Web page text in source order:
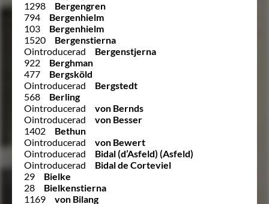
1298
Bergengren
794
Bergenhielm
103
Bergenhielm
1520
Bergenstierna
Ointroducerad
Bergenstjerna
922
Berghman
477
Bergsköld
Ointroducerad
Bergstedt
568
Berling
Ointroducerad
von Bernds
Ointroducerad
von Besser
1402
Bethun
Ointroducerad
von Bewert
Ointroducerad
Bidal (d’Asfeld) (Asfeld)
Ointroducerad
Bidal de Corteviel
29
Bielke
28
Bielkenstierna
1169
von Bilang